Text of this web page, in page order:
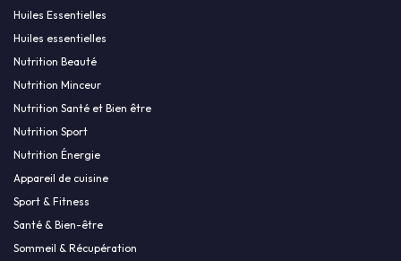
Huiles Essentielles
Huiles essentielles
Nutrition Beauté
Nutrition Minceur
Nutrition Santé et Bien être
Nutrition Sport
Nutrition Énergie
Appareil de cuisine
Sport & Fitness
Santé & Bien-être
Sommeil & Récupération